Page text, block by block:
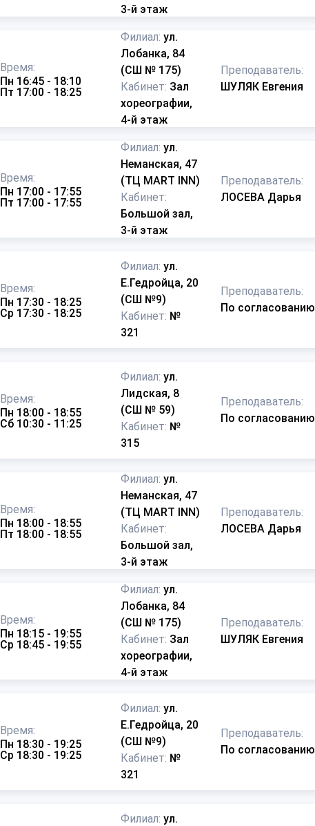
3-й этаж
Время:
Пн 16:45 - 18:10
Пт 17:00 - 18:25
Филиал:ул.
Лобанка, 84
(СШ № 175)
Кабинет: Зал
хореографии,
4-й этаж
Преподаватель:
ШУЛЯК Евгения
Время:
Пн 17:00 - 17:55
Пт 17:00 - 17:55
Филиал:ул.
Неманская, 47
(ТЦ MART INN)
Кабинет:
Большой зал,
3-й этаж
Преподаватель:
ЛОСЕВА Дарья
Время:
Пн 17:30 - 18:25
Ср 17:30 - 18:25
Филиал:ул.
Е.Гедройца, 20
(СШ №9)
Кабинет: №
321
Преподаватель:
По согласованию
Время:
Пн 18:00 - 18:55
Сб 10:30 - 11:25
Филиал:ул.
Лидская, 8
(СШ № 59)
Кабинет: №
315
Преподаватель:
По согласованию
Время:
Пн 18:00 - 18:55
Пт 18:00 - 18:55
Филиал:ул.
Неманская, 47
(ТЦ MART INN)
Кабинет:
Большой зал,
3-й этаж
Преподаватель:
ЛОСЕВА Дарья
Время:
Пн 18:15 - 19:55
Ср 18:45 - 19:55
Филиал:ул.
Лобанка, 84
(СШ № 175)
Кабинет: Зал
хореографии,
4-й этаж
Преподаватель:
ШУЛЯК Евгения
Время:
Пн 18:30 - 19:25
Ср 18:30 - 19:25
Филиал:ул.
Е.Гедройца, 20
(СШ №9)
Кабинет: №
321
Преподаватель:
По согласованию
Филиал:ул.